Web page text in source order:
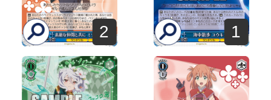
2 1